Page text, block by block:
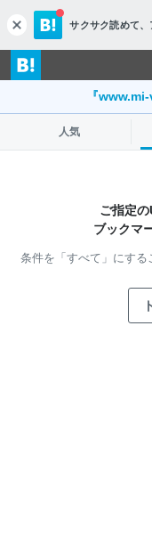
c
l
o
s
サクサク読めて、
『
人気
ご指定
ブックマ
条件を「すべて」にする